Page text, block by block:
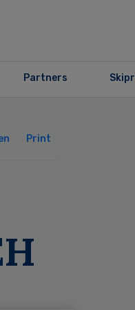
Partners Skipr
Print